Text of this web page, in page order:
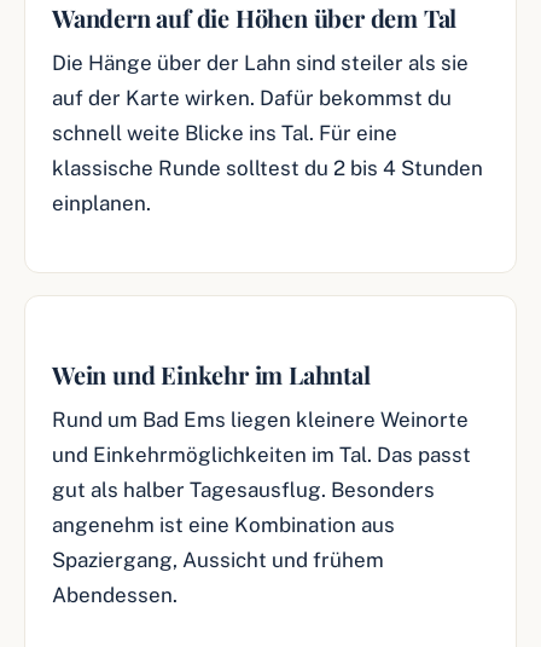
Wandern auf die Höhen über dem Tal
Die Hänge über der Lahn sind steiler als sie
auf der Karte wirken. Dafür bekommst du
schnell weite Blicke ins Tal. Für eine
klassische Runde solltest du 2 bis 4 Stunden
einplanen.
Wein und Einkehr im Lahntal
Rund um Bad Ems liegen kleinere Weinorte
und Einkehrmöglichkeiten im Tal. Das passt
gut als halber Tagesausflug. Besonders
angenehm ist eine Kombination aus
Spaziergang, Aussicht und frühem
Abendessen.